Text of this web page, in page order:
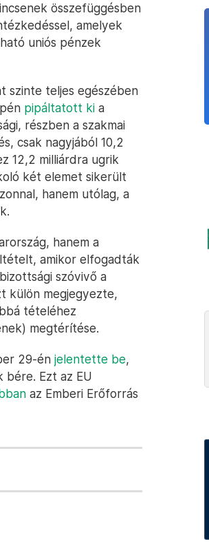
összefüggésben
amelyek
uniós pénzek
szinte teljes egészében
pipáltatott ki a
részben a szakmai
csak nagyjából 10,2
12,2 milliárdra ugrik
két elemet sikerült
hanem utólag, a
hanem a
amikor elfogadták
szóvivő a
külön megjegyezte,
tételéhez
megtérítése.
29-én jelentette be,
bére. Ezt az EU
az Emberi Erőforrás